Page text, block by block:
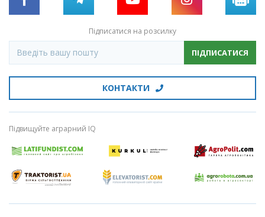
Підписатися на розсилку
ПІДПИСАТИСЯ
КОНТАКТИ
Підвищуйте аграрний IQ